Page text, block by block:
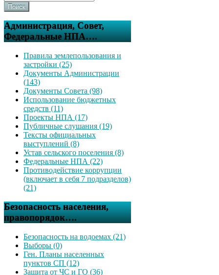
Поиск
Администрация, Совет,
Федеральные НПА….
Правила землепользования и
застройки (25)
Документы Администрации
(143)
Документы Совета (98)
Использование бюджетных
средств (11)
Проекты НПА (17)
Публичные слушания (19)
Тексты официальных
выступлений (8)
Устав сельского поселения (8)
Федеральные НПА (22)
Противодействие коррупции
(включает в себя 7 подразделов)
(21)
Безопасность населения,
правопорядок….
Безопасность на водоемах (21)
Выборы (0)
Ген. Планы населенных
пунктов СП (12)
Защита от ЧС и ГО (36)